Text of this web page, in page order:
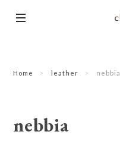
Home leather nebbia
nebbia